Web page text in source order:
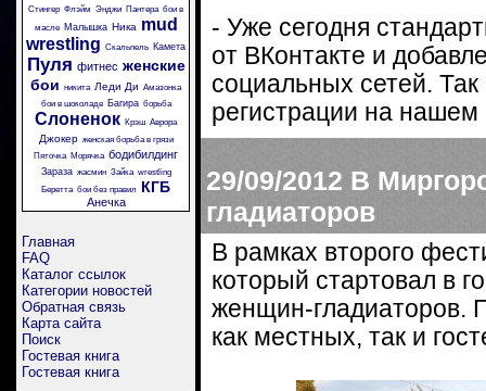
Стингер Флэйм Энджи Пантера бои в
масле
Малышка Ника mud
wrestling Скальпель Камета
Пуля фитнес женские
бои никита Леди Ди Амазонка
бои в шоколаде
Багира борьба
Слоненок Крэш Аврора
Джокер женская борьба в грязи
Пяточка Морячка бодибилдинг
Зараза жасмин Зайка wrestling
Беретта бои без правил КГБ
Анечка
Главная
FAQ
Каталог ссылок
Категории новостей
Обратная связь
Карта сайта
Поиск
Гостевая книга
Гостевая книга
- Уже сегодня
от ВКонтакте и
социальных сетей.
регистрации на нашем
29/09/2012 В
гладиаторов
В рамках второго
который стартовал в
женщин-гладиаторов.
как местных, так и